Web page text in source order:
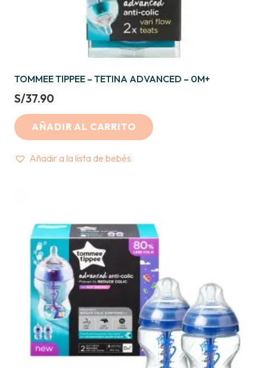
TOMMEE TIPPEE – TETINA ADVANCED – 0M+
S/37.90
AÑADIR AL CARRITO
Añadir a la lista de bebés